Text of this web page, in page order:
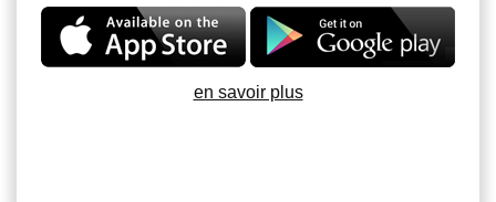
en savoir plus